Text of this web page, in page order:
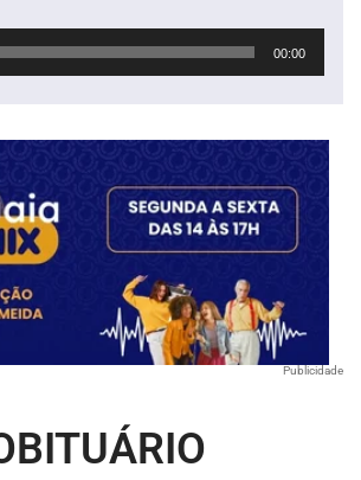
00:00
Publicidade